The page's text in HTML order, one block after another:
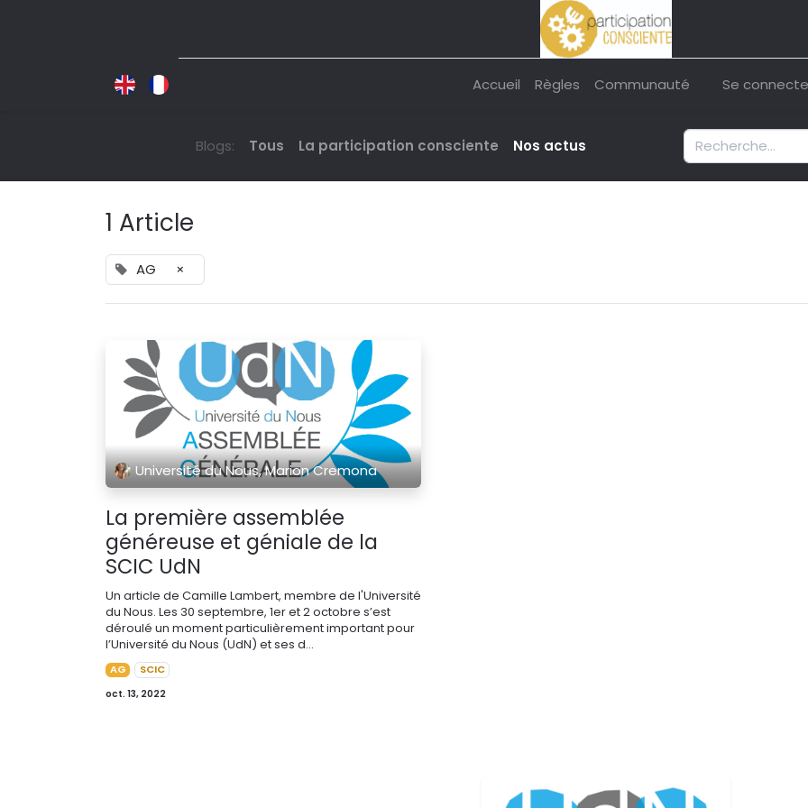
Accueil Règles Communauté Se
Blogs: Tous La participation consciente Nos actus
1 Article
AG ×
Université du Nous, Marion Cremona
La première assemblée
généreuse et géniale de la
SCIC UdN
Un article de Camille Lambert, membre de l'Université
du Nous. Les 30 septembre, 1er et 2 octobre s’est
déroulé un moment particulièrement important pour
l’Université du Nous (UdN) et ses d...
AG SCIC
oct. 13, 2022